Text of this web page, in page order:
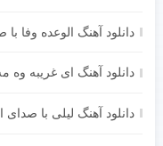
دانلود آهنگ الوعده وفا
دانلود آهنگ ای غریبه وه
دانلود آهنگ لیلی با صدای